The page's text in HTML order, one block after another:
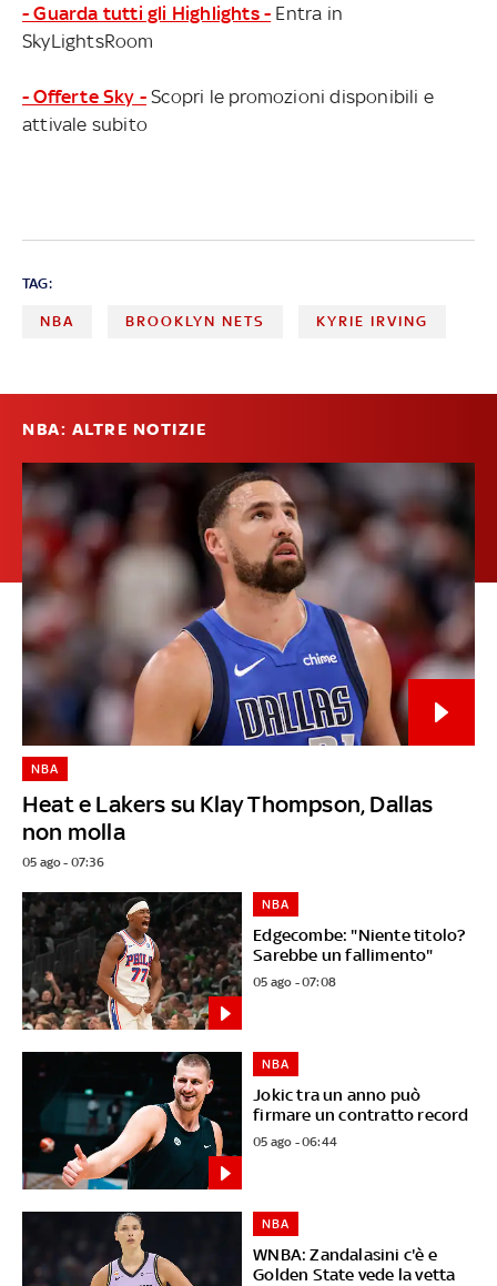
- Guarda tutti gli Highlights - Entra in
SkyLightsRoom
- Offerte Sky - Scopri le promozioni disponibili e
attivale subito
TAG:
NBA BROOKLYN NETS KYRIE IRVING
NBA: ALTRE NOTIZIE
Heat e Lakers su Klay Thompson, Dallas
non molla
NBA
05 ago - 07:36
Edgecombe: "Niente titolo?
Sarebbe un fallimento"
NBA
05 ago - 07:08
Jokic tra un anno può
firmare un contratto record
NBA
05 ago - 06:44
WNBA: Zandalasini c'è e
Golden State vede la vetta
NBA